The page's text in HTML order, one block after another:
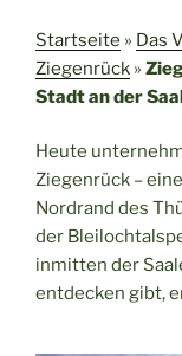
Startseite » Das
Ziegenrück »
Stadt an der
Heute
Ziegenrück –
Nordrand des
der
inmitten der
entdecken gibt,